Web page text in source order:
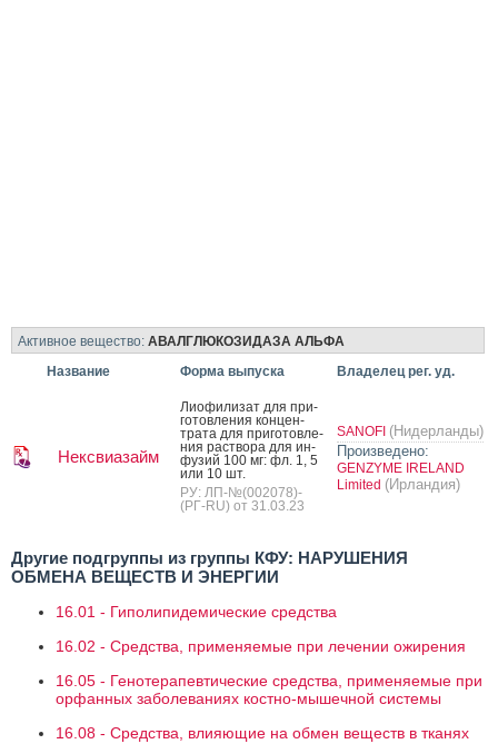
Активное вещество: АВАЛГЛЮКОЗИДАЗА АЛЬФА
Название
Форма выпуска Владелец рег. уд.
Нексвиазайм
Ли­офи­лизат для при­
готов­ле­ния кон­цен­
тра­та для при­готов­ле­
ния рас­тво­ра для ин­
фу­зий 100 мг: фл. 1, 5
или 10 шт.
РУ: ЛП-№(002078)-
(РГ-RU) от 31.03.23
SANOFI (Нидерланды)
Произведено:
GENZYME IRELAND
Limited (Ирландия)
Другие подгруппы из группы КФУ: НАРУШЕНИЯ
ОБМЕНА ВЕЩЕСТВ И ЭНЕРГИИ
16.01 - Гиполипидемические средства
16.02 - Средства, применяемые при лечении ожирения
16.05 - Генотерапевтические средства, применяемые при
орфанных заболеваниях костно-мышечной системы
16.08 - Средства, влияющие на обмен веществ в тканях